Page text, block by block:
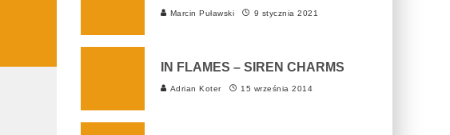
Marcin Puławski 9 stycznia 2021
IN FLAMES – SIREN CHARMS
Adrian Koter 15 września 2014